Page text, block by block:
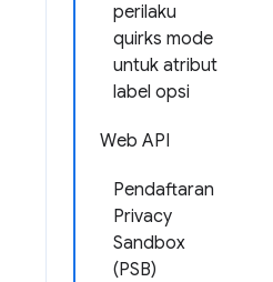
perilaku
quirks mode
untuk atribut
label opsi
Web API
Pendaftaran
Privacy
Sandbox
(PSB)